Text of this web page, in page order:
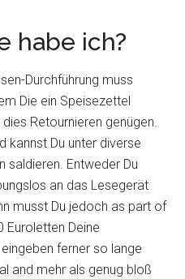
habe ich?
Durchführung muss
Die ein Speisezettel
Retournieren genügen.
kannst Du unter diverse
saldieren. Entweder Du
an das Lesegerät
musst Du jedoch as part of
Euroletten Deine
ferner so lange
and mehr als genug bloß